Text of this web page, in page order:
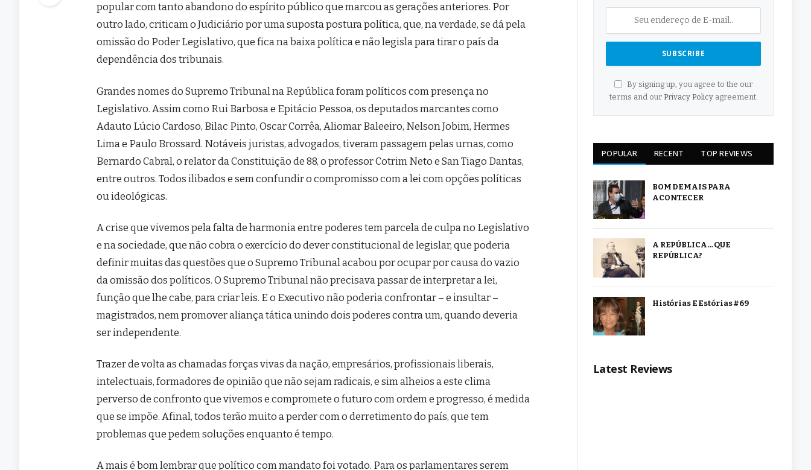
popular com tanto abandono do espírito público que marcou as gerações anteriores. Por
outro lado, criticam o Judiciário por uma suposta postura política, que, na verdade, se dá pela
omissão do Poder Legislativo, que fica na baixa política e não legisla para tirar o país da
dependência dos tribunais.
Grandes nomes do Supremo Tribunal na República foram políticos com presença no
Legislativo. Assim como Rui Barbosa e Epitácio Pessoa, os deputados marcantes como
Adauto Lúcio Cardoso, Bilac Pinto, Oscar Corrêa, Aliomar Baleeiro, Nelson Jobim, Hermes
Lima e Paulo Brossard. Notáveis juristas, advogados, tiveram passagem pelas urnas, como
Bernardo Cabral, o relator da Constituição de 88, o professor Cotrim Neto e San Tiago Dantas,
entre outros. Todos ilibados e sem confundir o compromisso com a lei com opções políticas
ou ideológicas.
A crise que vivemos pela falta de harmonia entre poderes tem parcela de culpa no Legislativo
e na sociedade, que não cobra o exercício do dever constitucional de legislar, que poderia
definir muitas das questões que o Supremo Tribunal acabou por ocupar por causa do vazio
da omissão dos políticos. O Supremo Tribunal não precisava passar de interpretar a lei,
função que lhe cabe, para criar leis. E o Executivo não poderia confrontar – e insultar –
magistrados, nem promover aliança tática unindo dois poderes contra um, quando deveria
ser independente.
Trazer de volta as chamadas forças vivas da nação, empresários, profissionais liberais,
intelectuais, formadores de opinião que não sejam radicais, e sim alheios a este clima
perverso de confronto que vivemos e compromete o futuro com ordem e progresso, é medida
que se impõe. Afinal, todos terão muito a perder com o derretimento do país, que tem
problemas que pedem soluções enquanto é tempo.
A mais é bom lembrar que político com mandato foi votado. Para os parlamentares serem
By signing up, you agree to the our
terms and our Privacy Policyagreement.
POPULAR RECENT TOP REVIEWS
BOM DEMAIS PARA
ACONTECER
A REPÚBLICA… QUE
REPÚBLICA?
Histórias E Estórias #69
Latest Reviews